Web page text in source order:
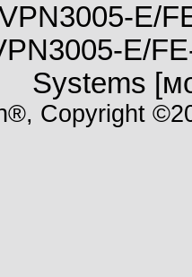
E/
E/
Systems
Copyright